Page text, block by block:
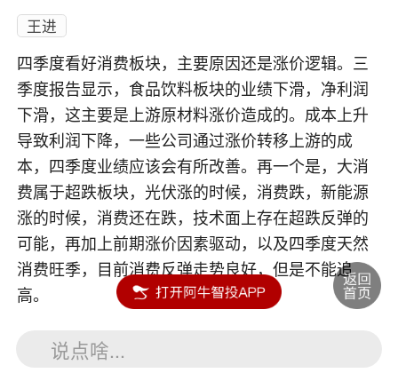
王进
四季度看好消费板块，主要原因还是涨价逻辑。三
季度报告显示，食品饮料板块的业绩下滑，净利润
下滑，这主要是上游原材料涨价造成的。成本上升
导致利润下降，一些公司通过涨价转移上游的成
本，四季度业绩应该会有所改善。再一个是，大消
费属于超跌板块，光伏涨的时候，消费跌，新能源
涨的时候，消费还在跌，技术面上存在超跌反弹的
可能，再加上前期涨价因素驱动，以及四季度天然
消费旺季，目前消费反弹走势良好，但是不能追
高。
内容如涉及个股仅供参考，不构成任何投资建议！投资风险自负。
说点啥...